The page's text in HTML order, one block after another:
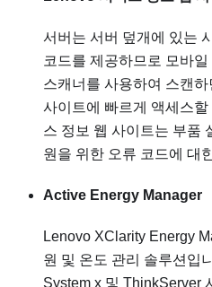
서버는 서버 덮개에 있는
코드를 제공하므로 모바
스캐너를 사용하여 스캔
사이트에 빠르게 액세스할
스 정보 웹 사이트는 부품
원을 위한 오류 코드에 대
Active Energy Manager
Lenovo XClarity Energy
원 및 온도 관리 솔루션입
System x 및 ThinkServer